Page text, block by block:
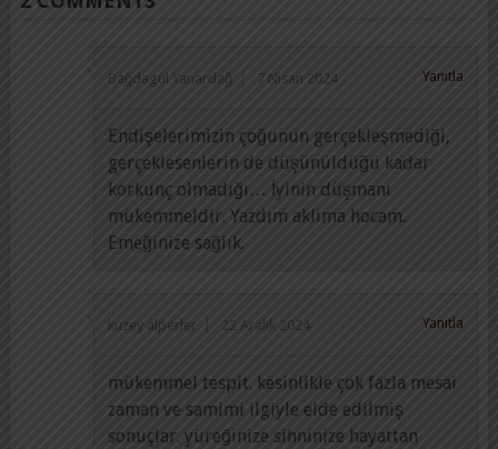
Bağdagül Yanardağ 7 Nisan 2024 Yanıtla
Endişelerimizin çoğunun gerçekleşmediği,
gerçeklesenlerin de düşünüldüğü kadar
korkunç olmadığı… İyinin düşmanı
mükemmeldir. Yazdım aklıma hocam.
Emeğinize sağlık.
kuzey alperler 22 Aralık 2024 Yanıtla
mükemmel tespit. kesinlikle çok fazla mesai
zaman ve samimi ilgiyle elde edilmiş
sonuçlar. yüreğinize sihninize hayattan